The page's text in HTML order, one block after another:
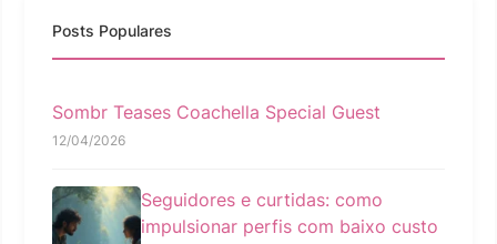
Posts Populares
Sombr Teases Coachella Special Guest
12/04/2026
Seguidores e curtidas: como
impulsionar perfis com baixo custo